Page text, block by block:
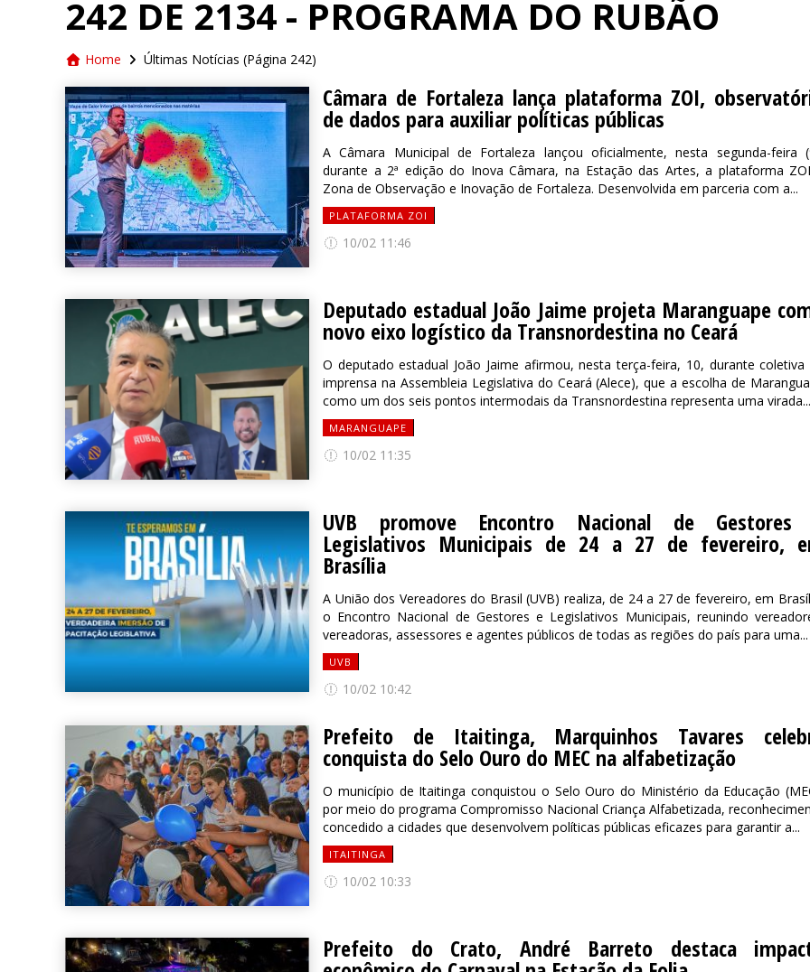
242 DE 2134 - PROGRAMA DO RUBÃO
Home Últimas Notícias (Página 242)
Câmara de Fortaleza lança plataforma ZOI,
de dados para auxiliar políticas públicas
A Câmara Municipal de Fortaleza lançou oficialmente, nesta segunda-feira
durante a 2ª edição do Inova Câmara, na Estação das Artes, a plataforma
Zona de Observação e Inovação de Fortaleza. Desenvolvida em parceria com a...
PLATAFORMA ZOI
10/02 11:46
Deputado estadual João Jaime projeta Maranguape
novo eixo logístico da Transnordestina no Ceará
O deputado estadual João Jaime afirmou, nesta terça-feira, 10, durante coletiva
imprensa na Assembleia Legislativa do Ceará (Alece), que a escolha de
como um dos seis pontos intermodais da Transnordestina representa uma virada...
MARANGUAPE
10/02 11:35
UVB promove Encontro Nacional de
Legislativos Municipais de 24 a 27 de fevereiro,
Brasília
A União dos Vereadores do Brasil (UVB) realiza, de 24 a 27 de fevereiro, em
o Encontro Nacional de Gestores e Legislativos Municipais, reunindo
vereadoras, assessores e agentes públicos de todas as regiões do país para uma...
UVB
10/02 10:42
Prefeito de Itaitinga, Marquinhos Tavares
conquista do Selo Ouro do MEC na alfabetização
O município de Itaitinga conquistou o Selo Ouro do Ministério da Educação
por meio do programa Compromisso Nacional Criança Alfabetizada,
concedido a cidades que desenvolvem políticas públicas eficazes para garantir a...
ITAITINGA
10/02 10:33
Prefeito do Crato, André Barreto destaca